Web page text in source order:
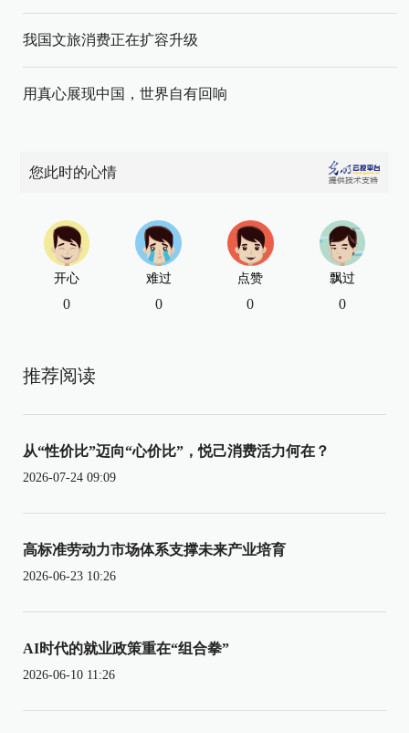
我国文旅消费正在扩容升级
用真心展现中国，世界自有回响
您此时的心情
开心
0
难过
0
点赞
0
飘过
0
推荐阅读
从“性价比”迈向“心价比”，悦己消费活力何在？
2026-07-24 09:09
高标准劳动力市场体系支撑未来产业培育
2026-06-23 10:26
AI时代的就业政策重在“组合拳”
2026-06-10 11:26